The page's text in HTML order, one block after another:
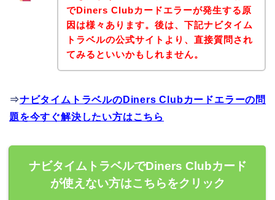
でDiners Clubカードエラーが発生する原
因は様々あります。後は、下記ナビタイム
トラベルの公式サイトより、直接質問され
てみるといいかもしれません。
⇒ナビタイムトラベルのDiners Clubカードエラーの問
題を今すぐ解決したい方はこちら
ナビタイムトラベルでDiners Clubカード
が使えない方はこちらをクリック